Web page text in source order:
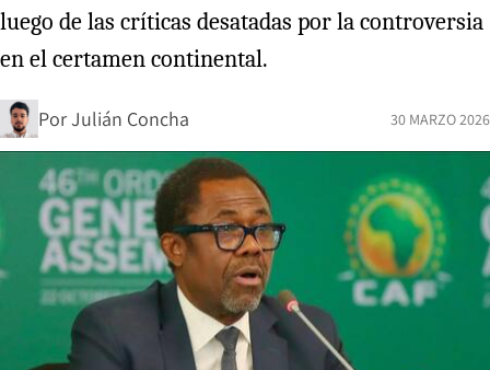
luego de las críticas desatadas por la controversia
en el certamen continental.
PorJulián Concha 30 MARZO 2026